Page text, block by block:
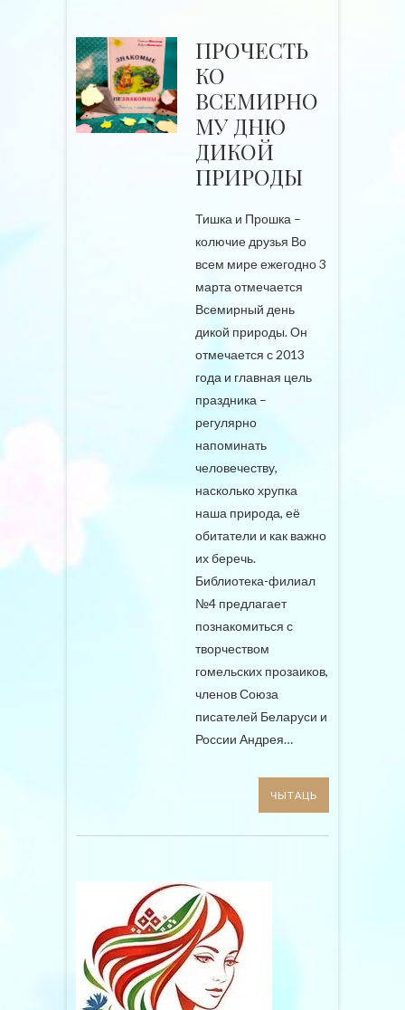
ПРОЧЕСТЬ
КО
ВСЕМИРНО
МУ ДНЮ
ДИКОЙ
ПРИРОДЫ
Тишка и Прошка –
колючие друзья Во
всем мире ежегодно 3
марта отмечается
Всемирный день
дикой природы. Он
отмечается с 2013
года и главная цель
праздника –
регулярно
напоминать
человечеству,
насколько хрупка
наша природа, её
обитатели и как важно
их беречь.
Библиотека-филиал
№4 предлагает
познакомиться с
творчеством
гомельских прозаиков,
членов Союза
писателей Беларуси и
России Андрея…
ЧЫТАЦЬ